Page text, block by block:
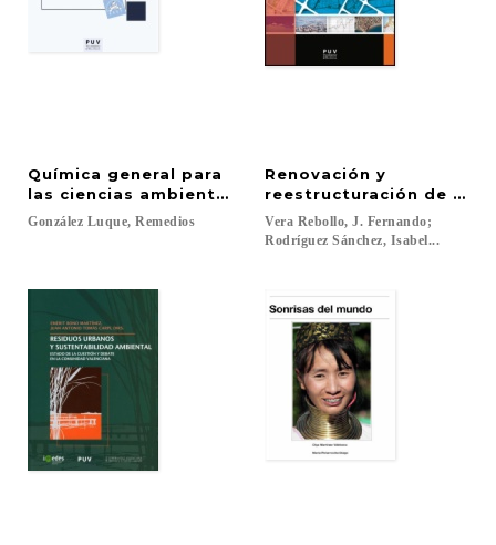
Química general para
las ciencias ambientales
González Luque, Remedios
Renovación y
reestructuración de
Vera Rebollo, J. Fernando;
Rodríguez Sánchez, Isabel...